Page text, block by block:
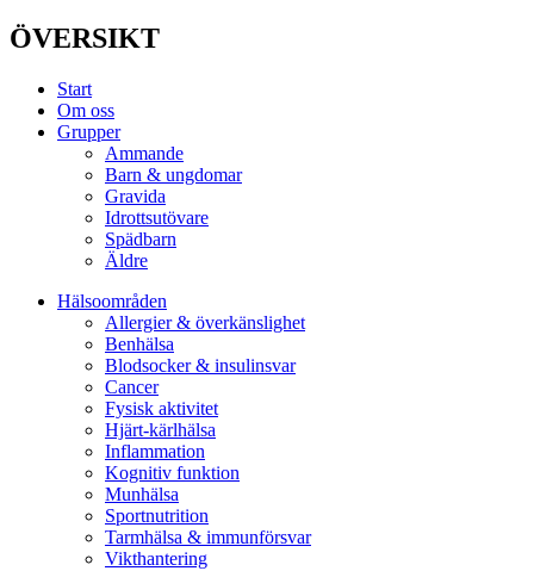
ÖVERSIKT
Start
Om oss
Grupper
Ammande
Barn & ungdomar
Gravida
Idrottsutövare
Spädbarn
Äldre
Hälsoområden
Allergier & överkänslighet
Benhälsa
Blodsocker & insulinsvar
Cancer
Fysisk aktivitet
Hjärt-kärlhälsa
Inflammation
Kognitiv funktion
Munhälsa
Sportnutrition
Tarmhälsa & immunförsvar
Vikthantering